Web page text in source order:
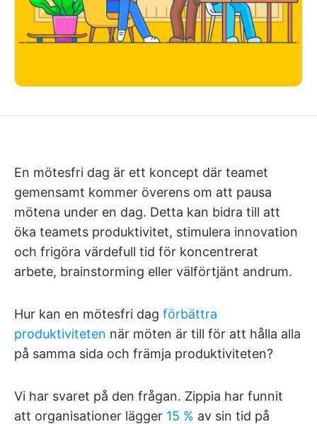
En mötesfri dag är ett koncept där teamet
gemensamt kommer överens om att pausa
mötena under en dag. Detta kan bidra till att
öka teamets produktivitet, stimulera innovation
och frigöra värdefull tid för koncentrerat
arbete, brainstorming eller välförtjänt andrum.
Hur kan en mötesfri dag förbättra
produktiviteten när möten är till för att hålla alla
på samma sida och främja produktiviteten?
Vi har svaret på den frågan. Zippia har funnit
att organisationer lägger 15 % av sin tid på